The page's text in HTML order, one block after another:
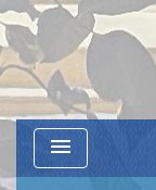
menu